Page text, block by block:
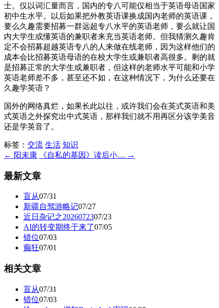
士。仅以词汇量而言，国内的专八可能仅相当于英语母语国家
初中生水平。以后如果把外教英语课换成国内老师的英语课，
要么久趣需要招募一群远超专八水平的英语老师，要么就让国
内大学生或懂英语的兼职者来充当英语老师。但我猜测久趣肯
定不会招募超越英语专八的人来做在线老师，因为这样他们的
成本会比招募英语母语的在校大学生或兼职者高很多。剩的就
是招募正常的大学生或兼职者，但这样的老师水平可能和小学
英语老师差不多，甚至还不如，在这种情况下，为什么还要在
久趣学英语？
国外的网络真烂，如果长此以往，或许我们会在英式英语和美
式英语之外探究出中式英语，那样我们就不用再区分该学美音
还是学英音了。
标签： 交流 生活 知识
← 阳未康
《自私的基因》读后小… →
最新文章
盲从07/31
新疆自驾游略记07/27
近日杂记之2026072307/23
AI的转变期终于来了07/05
错位07/03
癫狂07/01
相关文章
盲从07/31
错位07/03